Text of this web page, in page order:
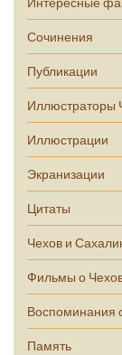
Сочинения
Публикации
Иллюстраторы
Иллюстрации
Экранизации
Цитаты
Чехов и
Фильмы о
Воспоминания
Память